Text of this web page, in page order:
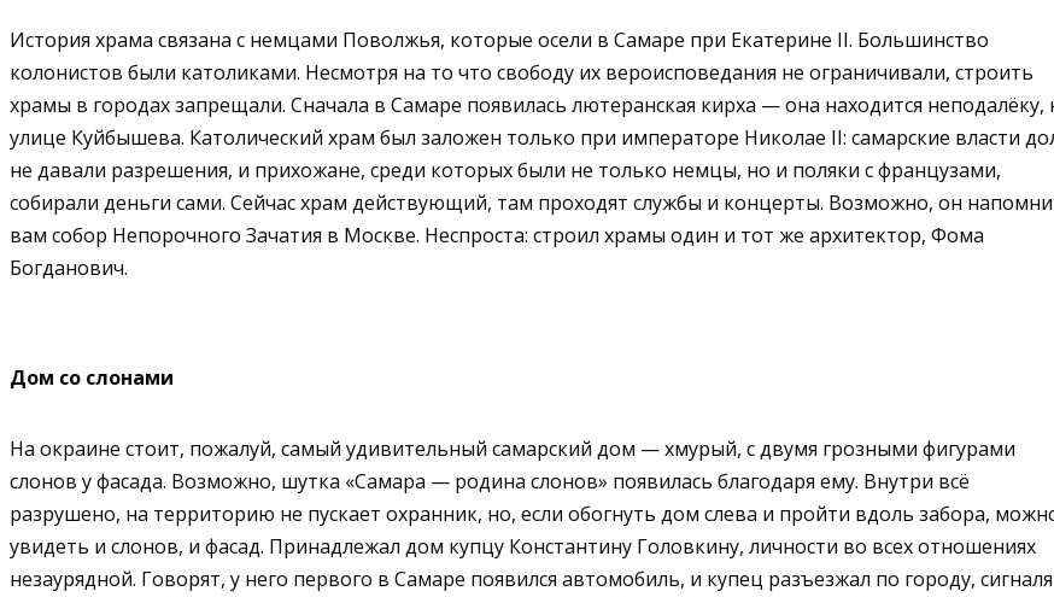
История храма связана с немцами Поволжья, которые осели в Самаре при Екатерине II. Большинство
колонистов были католиками. Несмотря на то что свободу их вероисповедания не ограничивали, строить
храмы в городах запрещали. Сначала в Самаре появилась лютеранская кирха — она находится неподалёку,
улице Куйбышева. Католический храм был заложен только при императоре Николае II: самарские власти
не давали разрешения, и прихожане, среди которых были не только немцы, но и поляки с французами,
собирали деньги сами. Сейчас храм действующий, там проходят службы и концерты. Возможно, он
вам собор Непорочного Зачатия в Москве. Неспроста: строил храмы один и тот же архитектор, Фома
Богданович.
Дом со слонами
На окраине стоит, пожалуй, самый удивительный самарский дом — хмурый, с двумя грозными фигурами
слонов у фасада. Возможно, шутка «Самара — родина слонов» появилась благодаря ему. Внутри всё
разрушено, на территорию не пускает охранник, но, если обогнуть дом слева и пройти вдоль забора,
увидеть и слонов, и фасад. Принадлежал дом купцу Константину Головкину, личности во всех отношениях
незаурядной. Говорят, у него первого в Самаре появился автомобиль, и купец разъезжал по городу,